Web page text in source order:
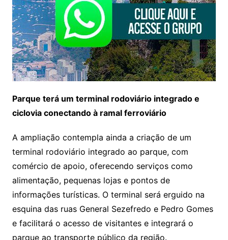
Parque terá um terminal rodoviário integrado e
ciclovia conectando à ramal ferroviário
A ampliação contempla ainda a criação de um
terminal rodoviário integrado ao parque, com
comércio de apoio, oferecendo serviços como
alimentação, pequenas lojas e pontos de
informações turísticas. O terminal será erguido na
esquina das ruas General Sezefredo e Pedro Gomes
e facilitará o acesso de visitantes e integrará o
parque ao transporte público da região.